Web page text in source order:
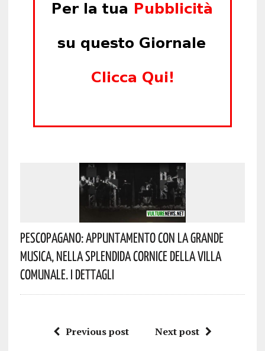
Pescopagano: Appuntamento Con La Grande
Musica, Nella Splendida Cornice Della Villa
Comunale. I Dettagli
Previous post Next post